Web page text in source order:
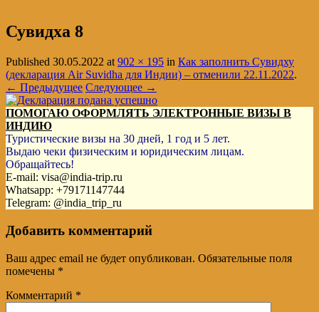
Сувидха 8
Published 30.05.2022 at 902 × 195 in Как заполнить Сувидху
(декларация Air Suvidha для Индии) – отменили 22.11.2022.
← Предыдущее Следующее →
ПОМОГАЮ ОФОРМЛЯТЬ ЭЛЕКТРОННЫЕ ВИЗЫ В
ИНДИЮ
Туристические визы на 30 дней, 1 год и 5 лет.
Выдаю чеки физическим и юридическим лицам.
Обращайтесь!
E-mail: visa@india-trip.ru
Whatsapp: +79171147744
Telegram: @india_trip_ru
Добавить комментарий
Ваш адрес email не будет опубликован. Обязательные поля
помечены *
Комментарий *